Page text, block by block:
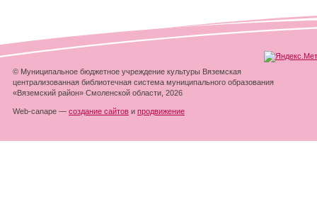
© Муниципальное бюджетное учреждение культуры Вяземская
централизованная библиотечная система муниципального образования
«Вяземский район» Смоленской области, 2026
Web-canape — создание сайтов и продвижение